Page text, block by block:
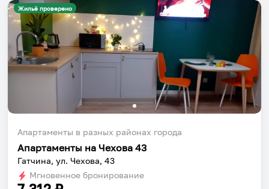
Жильё проверено
Апартаменты в разных районах города
Апартаменты на Чехова 43
Гатчина, ул. Чехова, 43
Мгновенное бронирование